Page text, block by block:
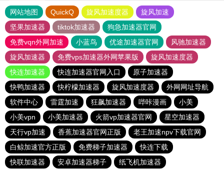
网站地图 QuickQ 旋风加速度器
旋风加速
坚果加速器
tiktok加速器
狗急加速器官网
免费vqn外网加速
小蓝鸟 优途加速器官网
风驰加速器
旋风加速器
免费vps加速器外网苹果版
旋风加速度器
快连加速器
快连加速器官网入口
原子加速器
快鸭加速器
快柠檬加速器 旋风加速度器
外网网址导航
软件中心
雷霆加速 狂飙加速器 哔咔漫画
小美
小美vpn
小美加速器 火箭vp加速器官网
星空加速器
天行vp加速
香蕉加速器官网正版
老王加速npv下载官网
白鲸加速官方正版
免费梯子加速器
快连下载
快联加速器
安卓加速器梯子 纸飞机加速器